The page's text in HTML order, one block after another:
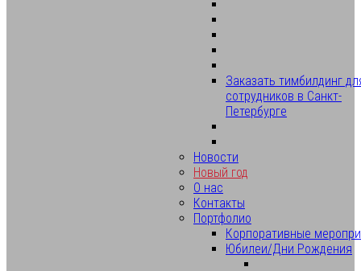
Заказать тимбилдинг
сотрудников в Санкт-
Петербурге
Новости
Новый год
О нас
Контакты
Портфолио
Корпоративные
Юбилеи/Дни Рождения